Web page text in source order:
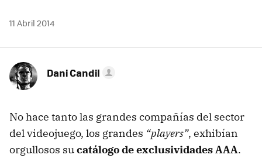
11 Abril 2014
Dani Candil
No hace tanto las grandes compañías del sector
del videojuego, los grandes “players”, exhibían
orgullosos sucatálogo de exclusividades AAA.